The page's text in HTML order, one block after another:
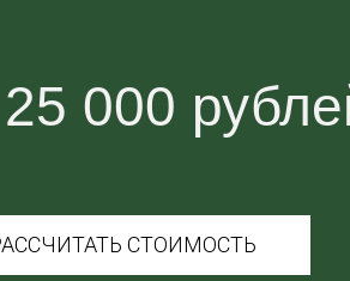
000
СТОИМОСТЬ